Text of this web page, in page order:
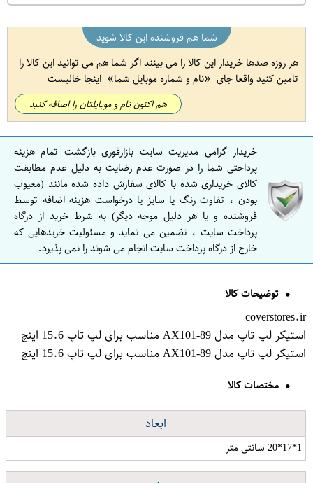
شما هم فروشنده این کالا شوید
هر روزه صدها خریدار این کالا را می بینند اگر شما هم می توانید این کالا را
تامین کنید واقعا جای
نام و شماره موبایل شما اینجا خالیست
هم اکنون نام و موبایلتان را اضافه کنید
خریدار گرامی مدیریت سایت بازارفوری بازگشت تمام هزینه
پرداختی شما را در صورت عدم رضایت به دلیل عدم مطابقت
کالای خریداری شده با کالای سفارش داده شده مانند (معیوب
بودن ، تفاوت رنگ یا سایز یا درخواست هزینه اضافه توسط
فروشنده و یا هر دلیل موجه دیگر) به شرط خرید از درگاه
پرداخت سایت ، تضمین می نماید و مسئولیت خریدهایی که
خارج از درگاه پرداخت سایت انجام می شوند را نمی پذیرد.
توضیحات کالا
coverstores.ir
استیکر لپ تاپ مدل AX101-89 مناسب برای لپ تاپ 15.6 اینچ
استیکر لپ تاپ مدل AX101-89 مناسب برای لپ تاپ 15.6 اینچ
مختصات کالا
ابعاد
1*17*20 سانتی متر